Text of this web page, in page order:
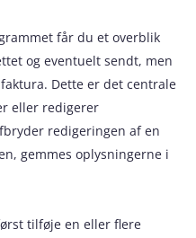
får du et overblik
og eventuelt sendt, men
Dette er det centrale
eller redigerer
redigeringen af en
gemmes oplysningerne i
tilføje en eller flere